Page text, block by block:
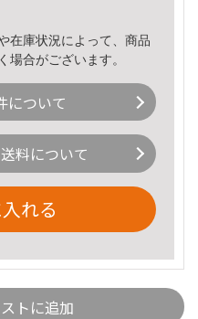
在庫状況によって、商品
場合がございます。
について
料について
れる
トに追加